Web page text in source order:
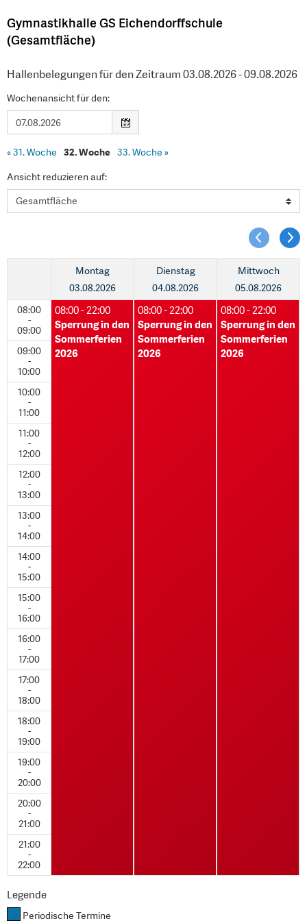
Gymnastikhalle GS Eichendorffschule
(Gesamtfläche)
Hallenbelegungen für den Zeitraum 03.08.2026 - 09.08.2026
Wochenansicht für den:
«31. Woche 32. Woche 33. Woche »
Ansicht reduzieren auf:
08:00
-
09:00
09:00
-
10:00
10:00
-
11:00
11:00
-
12:00
12:00
-
13:00
13:00
-
14:00
14:00
-
15:00
15:00
-
16:00
16:00
-
17:00
17:00
-
18:00
18:00
-
19:00
19:00
-
20:00
20:00
-
21:00
21:00
-
22:00
Montag
03.08.2026
08:00 - 22:00
Sperrung in den
Sommerferien
2026
Dienstag
04.08.2026
08:00 - 22:00
Sperrung in den
Sommerferien
2026
Mittwoch
05.08.2026
08:00 - 22:00
Sperrung in den
Sommerferien
2026
Legende
Periodische Termine